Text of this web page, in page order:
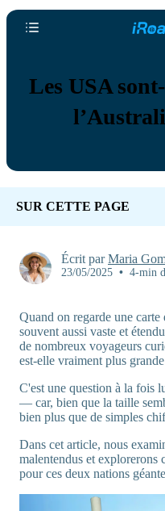
Les USA
SUR CETTE PAGE
Écrit parMaria
23/05/2025 • 4-min
Quand on regarde une
souvent aussi vaste et
de nombreux voyageurs
est-elle vraiment plus
C'est une question à la fois
— car, bien que la taille
bien plus que de simples
Dans cet article, nous
malentendus et explorerons
pour ces deux nations